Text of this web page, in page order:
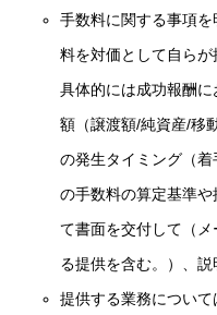
手数料に関する事項
料を対価として自らが
具体的には成功報酬
額（譲渡額/純資産/移
の発生タイミング（
の手数料の算定基準
て書面を交付して（
る提供を含む。）、説
提供する業務につい